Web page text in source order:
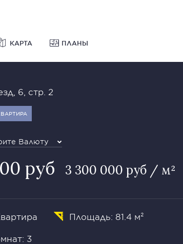
КАРТА ПЛАНЫ
6, стр. 2
Валюту
руб 3 300 000 руб / м²
Площадь: 81.4 м²
3